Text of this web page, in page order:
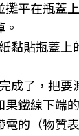
攤平在瓶蓋
黏貼瓶蓋上
成了，把要
果鐵線下端
電的（物質